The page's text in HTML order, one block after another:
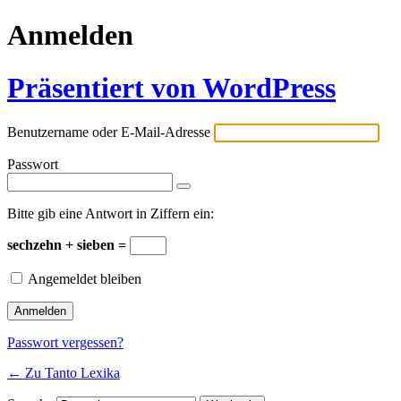
Anmelden
Präsentiert von WordPress
Benutzername oder E-Mail-Adresse
Passwort
Bitte gib eine Antwort in Ziffern ein:
sechzehn + sieben =
Angemeldet bleiben
Passwort vergessen?
← Zu Tanto Lexika